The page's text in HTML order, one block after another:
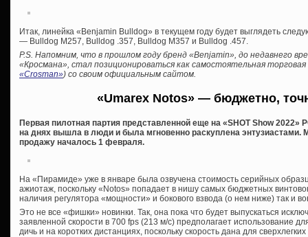
Итак, линейка «Benjamin Bulldog» в текущем году будет выглядеть
— Bulldog М257, Bulldog .357, Bulldog М357 и Bulldog .457.
P.S. Напомним, что в прошлом году бренд «Benjamin», до недавнего
«Кросмана», стал позиционироваться как самостоятельная торговая
«Crosman») со своим официальным сайтом.
«Umarex Notos» — бюджетно,
Первая пилотная партия представленной еще на «SHOT Show 2022»
на днях вышла в люди и была мгновенно раскуплена энтузиастами.
продажу началось 1 февраля.
На «Пирамиде» уже в январе была озвучена стоимость серийных
ажиотаж, поскольку «Notos» попадает в нишу самых бюджетных
наличия регулятора «мощности» и бокового взвода (о нем ниже) так и
Это не все «фишки» новинки. Так, она пока что будет выпускаться
заявленной скорости в 700 fps (213 м/с) предполагает использование
дичь и на коротких дистанциях, поскольку скорость дана для